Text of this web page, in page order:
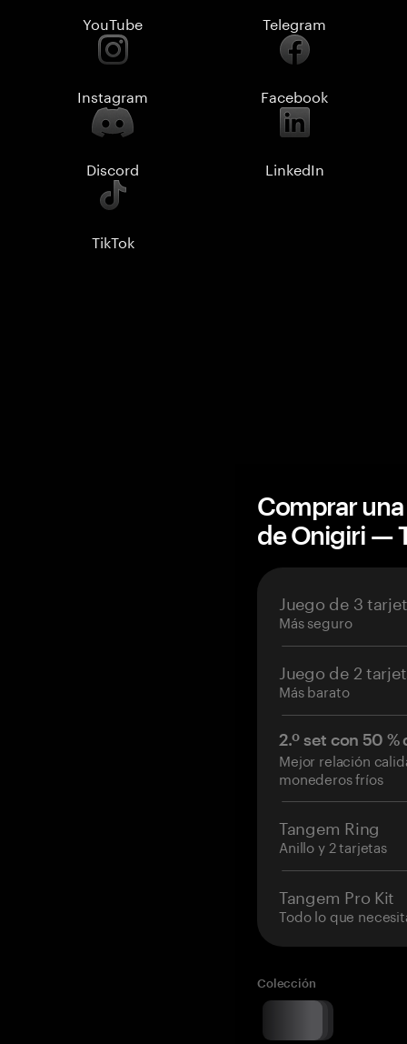
YouTube Telegram
Instagram Facebook
Discord LinkedIn
TikTok
Comprar
de Onigiri —
Juego de 3
Más seguro
Juego de 2
Más barato
2.º set con 50
Mejor relación
monederos fríos
Tangem Ring
Anillo y 2 tarjetas
Tangem Pro Kit
Todo lo que
Colección